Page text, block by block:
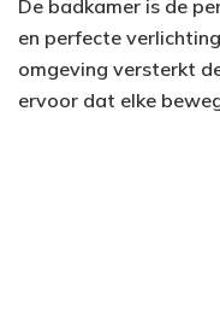
De badkamer is de
en perfecte
omgeving versterkt
ervoor dat elke